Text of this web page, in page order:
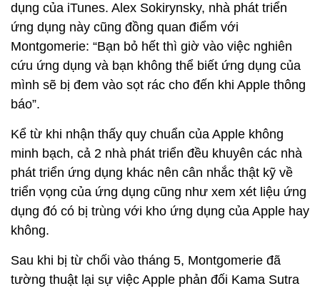
dụng của iTunes. Alex Sokirynsky, nhà phát triển
ứng dụng này cũng đồng quan điểm với
Montgomerie: “Bạn bỏ hết thì giờ vào việc nghiên
cứu ứng dụng và bạn không thể biết ứng dụng của
mình sẽ bị đem vào sọt rác cho đến khi Apple thông
báo”.
Kể từ khi nhận thấy quy chuẩn của Apple không
minh bạch, cả 2 nhà phát triển đều khuyên các nhà
phát triển ứng dụng khác nên cân nhắc thật kỹ về
triển vọng của ứng dụng cũng như xem xét liệu ứng
dụng đó có bị trùng với kho ứng dụng của Apple hay
không.
Sau khi bị từ chối vào tháng 5, Montgomerie đã
tường thuật lại sự việc Apple phản đối Kama Sutra